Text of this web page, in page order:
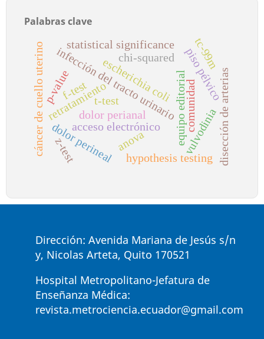
Palabras clave
equipo editorial
acceso electrónico
infección del tracto urinariocomunidad
escherichia coli
dolor perineal vulvodinia
dolor perianal
piso pélvico
retratamiento
cáncer de cuello uterino
hypothesis testing
p-value
statistical significance
z-test
t-test
anova
chi-squared
f-test disección de arterias
tc-99m
Dirección: Avenida Mariana de Jesús s/n
y, Nicolas Arteta, Quito 170521
Hospital Metropolitano-Jefatura de
Enseñanza Médica:
revista.metrociencia.ecuador@gmail.com